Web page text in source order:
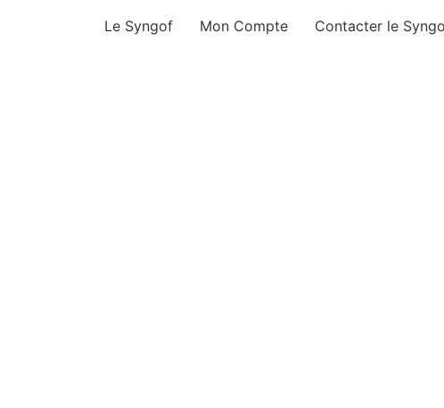
Le Syngof Mon Compte Contacter le